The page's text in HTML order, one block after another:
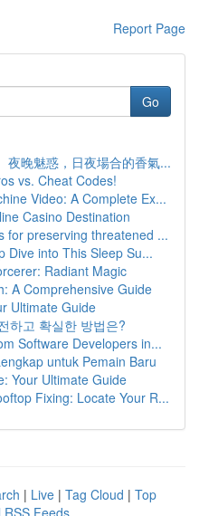
Report Page
Go
夜晚魅惑，日夜場合的香氣...
vs. Cheat Codes!
Video: A Complete Ex...
Casino Destination
for preserving threatened ...
Dive into This Sleep Su...
Radiant Magic
A Comprehensive Guide
Ultimate Guide
하고 확실한 방법은?
Software Developers in...
untuk Pemain Baru
Your Ultimate Guide
Fixing: Locate Your R...
| Live | Tag Cloud | Top
RSS Feeds